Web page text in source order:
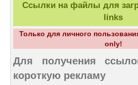
Ссылки на файлы для
links
Только для личного
only!
Для получения
короткую рекламу